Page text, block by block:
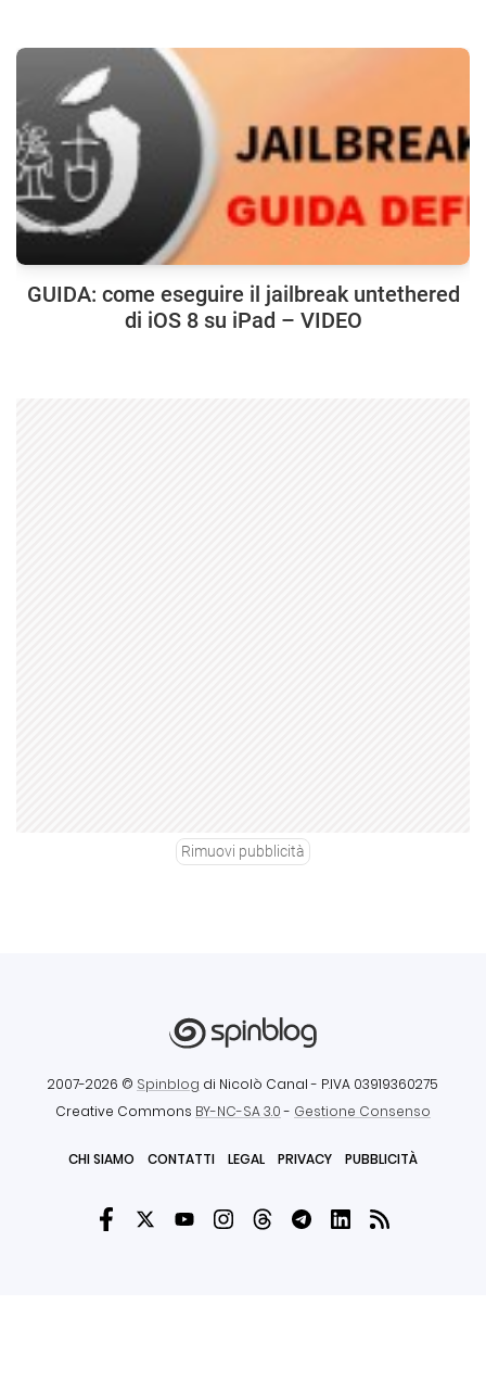
GUIDA: come eseguire il jailbreak untethered
di iOS 8 su iPad – VIDEO
Rimuovi pubblicità
2007-2026 © Spinblog di Nicolò Canal - P.IVA 03919360275
Creative Commons BY-NC-SA 3.0- Gestione Consenso
CHI SIAMO CONTATTI LEGAL PRIVACY PUBBLICITÀ